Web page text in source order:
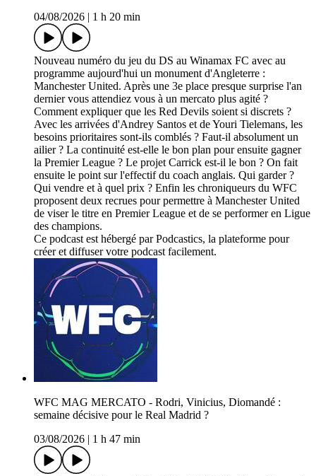
04/08/2026
1 h 20 min
Nouveau numéro du jeu du DS au Winamax FC avec au
programme aujourd'hui un monument d'Angleterre :
Manchester United. Après une 3e place presque surprise l'an
dernier vous attendiez vous à un mercato plus agité ?
Comment expliquer que les Red Devils soient si discrets ?
Avec les arrivées d'Andrey Santos et de Youri Tielemans, les
besoins prioritaires sont-ils comblés ? Faut-il absolument un
ailier ? La continuité est-elle le bon plan pour ensuite gagner
la Premier League ? Le projet Carrick est-il le bon ? On fait
ensuite le point sur l'effectif du coach anglais. Qui garder ?
Qui vendre et à quel prix ? Enfin les chroniqueurs du WFC
proposent deux recrues pour permettre à Manchester United
de viser le titre en Premier League et de se performer en Ligue
des champions.
Ce podcast est hébergé par Podcastics, la plateforme pour
créer et diffuser votre podcast facilement.
WFC MAG MERCATO - Rodri, Vinicius, Diomandé :
semaine décisive pour le Real Madrid ?
03/08/2026
1 h 47 min